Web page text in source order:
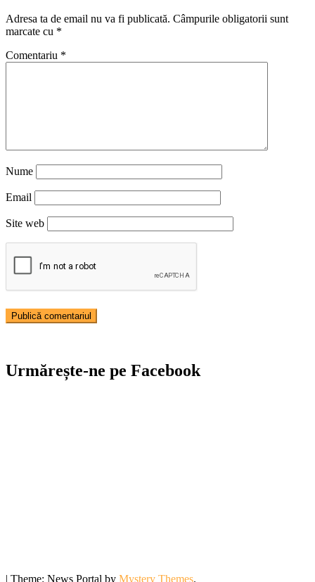
Adresa ta de email nu va fi publicată. Câmpurile obligatorii sunt
marcate cu *
Comentariu *
Nume
Email
Site web
Urmărește-ne pe Facebook
| Theme: News Portal by Mystery Themes.